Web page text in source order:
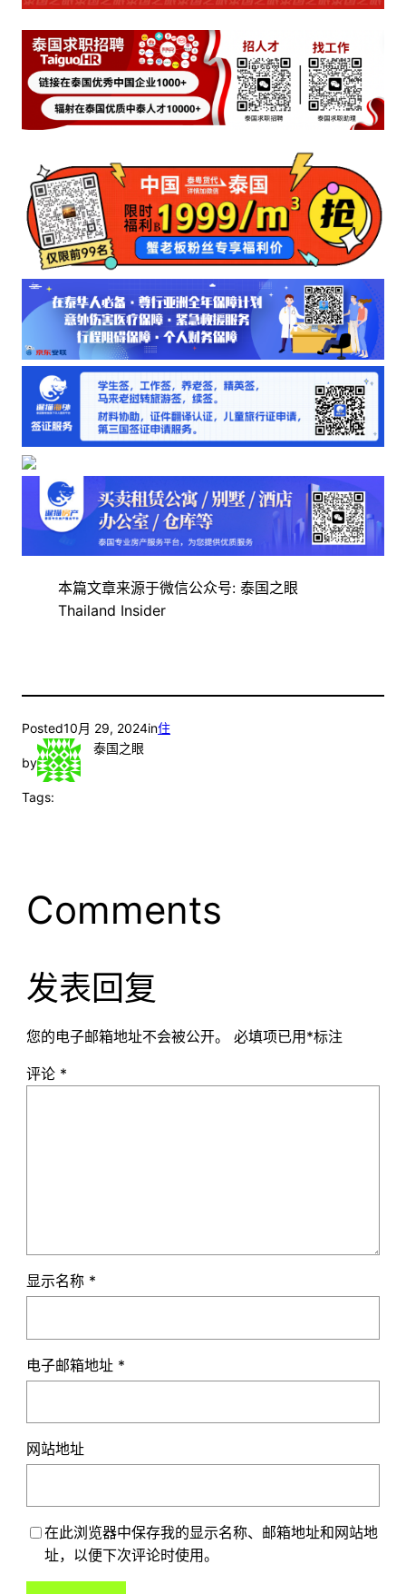
本篇文章来源于微信公众号: 泰国之眼
Thailand Insider
Posted10月 29, 2024in住
by
泰国之眼
Tags:
Comments
发表回复
您的电子邮箱地址不会被公开。 必填项已用 *标注
评论 *
显示名称 *
电子邮箱地址 *
网站地址
在此浏览器中保存我的显示名称、邮箱地址和网站地
址，以便下次评论时使用。